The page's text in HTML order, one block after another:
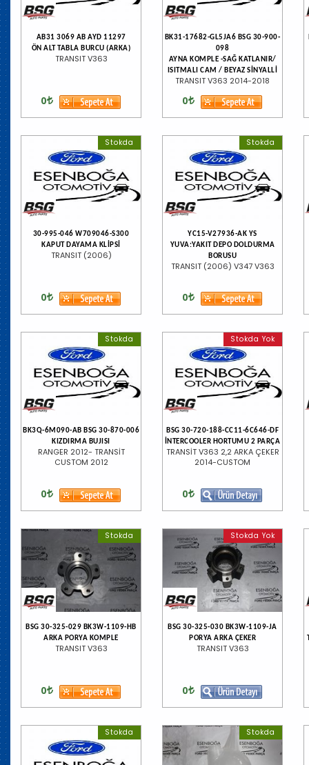
AB31 3069 AB AYD 11297
ÖN ALT TABLA BURCU (ARKA)
TRANSIT V363
0
BK31-17682-GL5JA6 BSG 30-900-
098
AYNA KOMPLE -SAĞ KATLANIR/
ISITMALI CAM / BEYAZ SİNYALLİ
TRANSIT V363 2014-2018
0
Stokda
30-995-046 W709046-S300
KAPUT DAYAMA KLİPSİ
TRANSIT (2006)
0
Stokda
YC15-V27936-AK YS
YUVA:YAKIT DEPO DOLDURMA
BORUSU
TRANSIT (2006) V347 V363
0
Stokda
BK3Q-6M090-AB BSG 30-870-006
KIZDIRMA BUJISI
RANGER 2012- TRANSİT
CUSTOM 2012
0
Stokda Yok
BSG 30-720-188-CC11-6C646-DF
İNTERCOOLER HORTUMU 2 PARÇA
TRANSİT V363 2,2 ARKA ÇEKER
2014-CUSTOM
0
Stokda
BSG 30-325-029 BK3W-1109-HB
ARKA PORYA KOMPLE
TRANSIT V363
0
Stokda Yok
BSG 30-325-030 BK3W-1109-JA
PORYA ARKA ÇEKER
TRANSIT V363
0
Stokda Stokda